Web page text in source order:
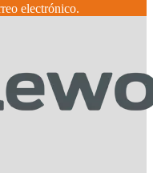
electrónico.